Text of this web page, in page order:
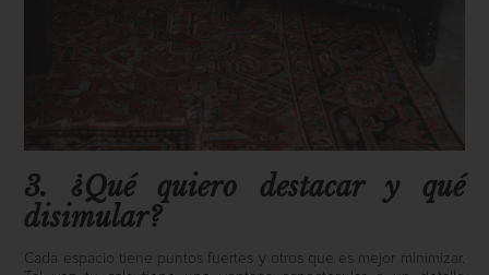
3. ¿Qué quiero destacar y qué
disimular?
Cada espacio tiene puntos fuertes y otros que es mejor minimizar.